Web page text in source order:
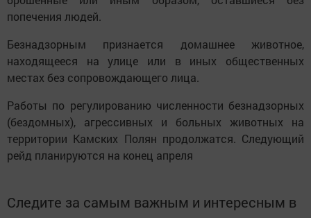
попечения людей.
Безнадзорным признается домашнее животное,
находящееся на улице или в иных общественных
местах без сопровождающего лица.
Работы по регулированию численности безнадзорных
(бездомных), агрессивных и больных животных на
территории Камских Полян продолжатся. Следующий
рейд планируются на конец апреля
Следите за самым важным и интересным в